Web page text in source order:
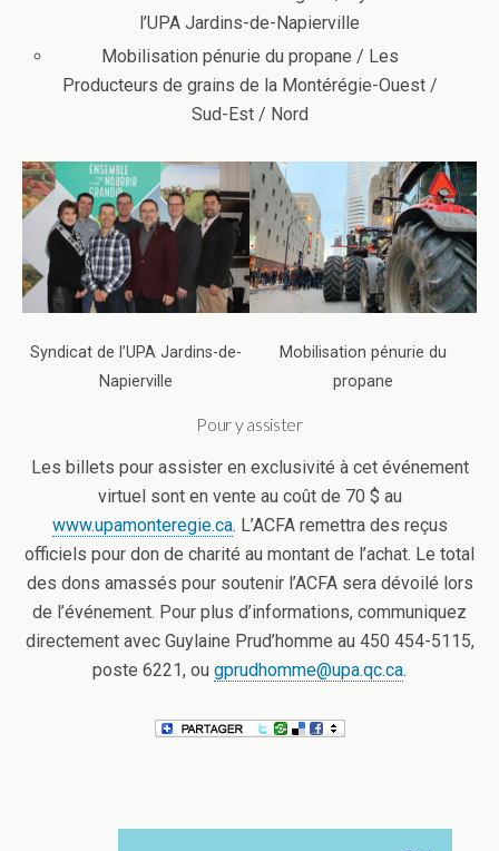
l’UPA Jardins-de-Napierville
Mobilisation pénurie du propane / Les
Producteurs de grains de la Montérégie-Ouest /
Sud-Est / Nord
Syndicat de l’UPA Jardins-de-
Napierville
Mobilisation pénurie du
propane
Pour y assister
Les billets pour assister en exclusivité à cet événement
virtuel sont en vente au coût de 70 $ au
www.upamonteregie.ca. L’ACFA remettra des reçus
officiels pour don de charité au montant de l’achat. Le total
des dons amassés pour soutenir l’ACFA sera dévoilé lors
de l’événement. Pour plus d’informations, communiquez
directement avec Guylaine Prud’homme au 450 454-5115,
poste 6221, ou gprudhomme@upa.qc.ca.